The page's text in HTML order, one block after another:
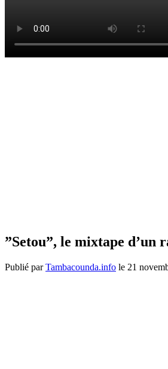
”Setou”, le mixtape d’un
Publié parTambacounda.info le 21